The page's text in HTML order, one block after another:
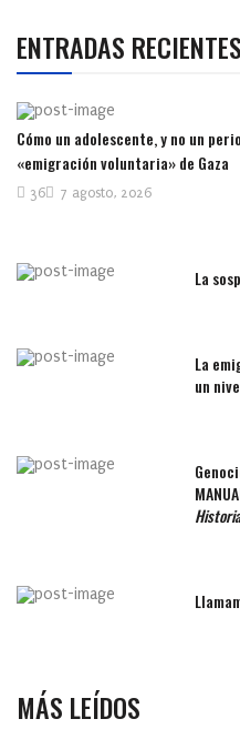
ENTRADAS RECIENTES
Cómo un adolescente, y no un
«emigración voluntaria» de Gaza
7 agosto, 2026
36
La
La
un
MÁS LEÍDOS